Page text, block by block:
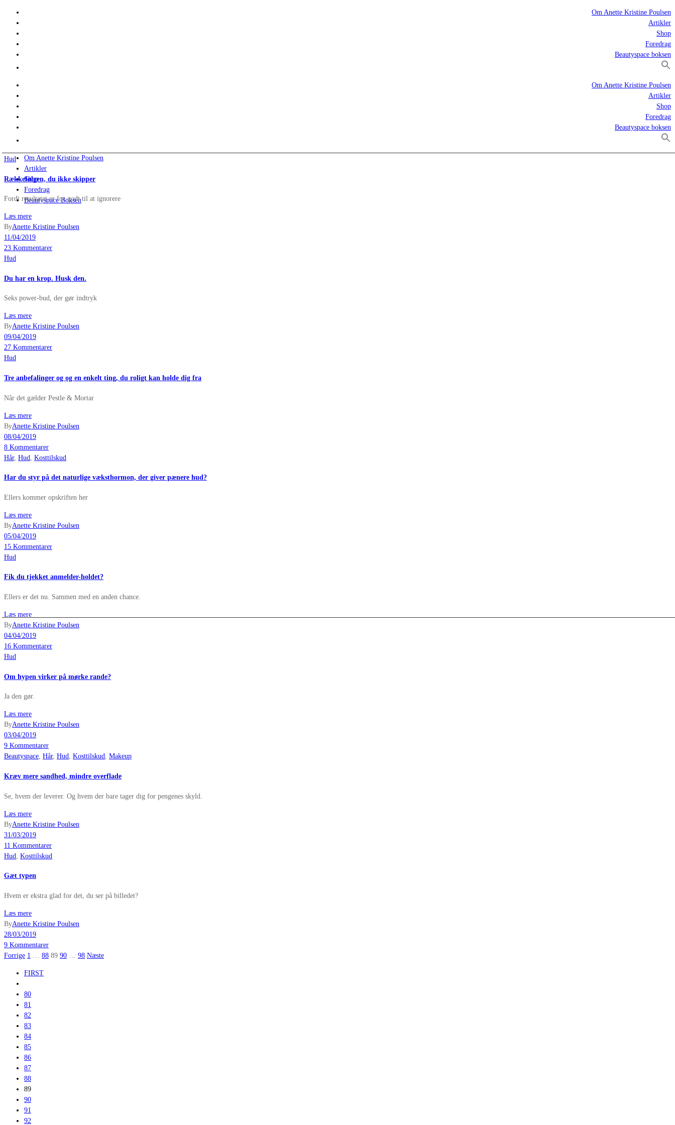
Om Anette Kristine Poulsen
Artikler
Shop
Foredrag
Beautyspace boksen
Om Anette Kristine Poulsen
Artikler
Shop
Foredrag
Beautyspace boksen
Om Anette Kristine Poulsen
Artikler
Shop
Foredrag
Beautyspace Boksen
Hud
Rækkefølgen, du ikke skipper
Fordi resultatet er for godt til at ignorere
Læs mere
ByAnette Kristine Poulsen
11/04/2019
23 Kommentarer
Hud
Du har en krop. Husk den.
Seks power-bud, der gør indtryk
Læs mere
ByAnette Kristine Poulsen
09/04/2019
27 Kommentarer
Hud
Tre anbefalinger og og en enkelt ting, du roligt kan holde dig fra
Når det gælder Pestle & Mortar
Læs mere
ByAnette Kristine Poulsen
08/04/2019
8 Kommentarer
Hår, Hud Kosttilskud
Har du styr på det naturlige væksthormon, der giver pænere hud?
Ellers kommer opskriften her
Læs mere
ByAnette Kristine Poulsen
05/04/2019
15 Kommentarer
Hud
Fik du tjekket anmelder-holdet?
Ellers er det nu. Sammen med en anden chance.
Læs mere
ByAnette Kristine Poulsen
04/04/2019
16 Kommentarer
Hud
Om hypen virker på mørke rande?
Ja den gør.
Læs mere
ByAnette Kristine Poulsen
03/04/2019
9 Kommentarer
Beautyspace, Hår, Hud, Kosttilskud, Makeup
Kræv mere sandhed, mindre overflade
Se, hvem der leverer. Og hvem der bare tager dig for pengenes skyld.
Læs mere
ByAnette Kristine Poulsen
31/03/2019
11 Kommentarer
Hud Kosttilskud
Gæt typen
Hvem er ekstra glad for det, du ser på billedet?
Læs mere
ByAnette Kristine Poulsen
28/03/2019
9 Kommentarer
Indlægsinddeling
Forrige 1 88 89 90 98 Næste
FIRST
80
81
82
83
84
85
86
87
88
89
90
91
92